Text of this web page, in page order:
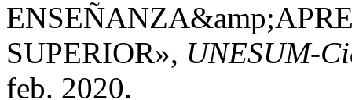
SUPERIOR», UNESUM-
feb. 2020.